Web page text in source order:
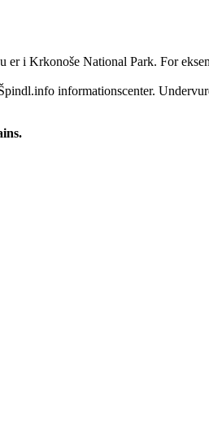
i Krkonoše National Park. For
informationscenter.